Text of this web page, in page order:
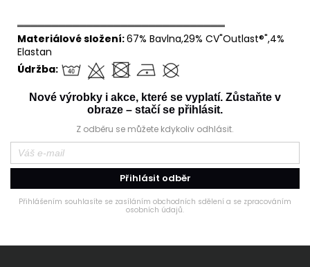
══════════════════════════════
Materiálové složení:67% Bavlna,29% CV"Outlast®",4%
Elastan
Údržba:
Nové výrobky i akce, které se vyplatí. Zůstaňte v
obraze – stačí se přihlásit.
Z odběru se můžete kdykoliv odhlásit.
Přihlásit odběr
Přihlášením souhlasíte se zasíláním obchodních sdělení a se zpracováním
osobních údajů.